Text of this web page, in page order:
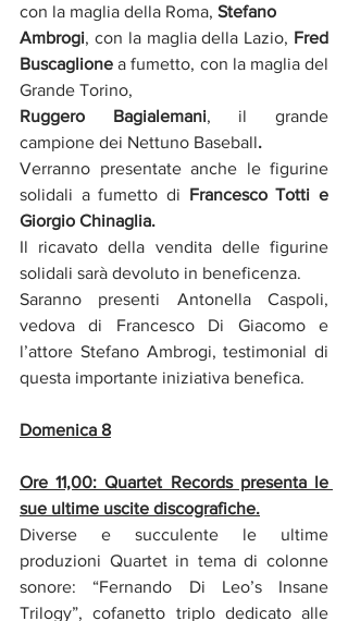
con la maglia della Roma, Stefano
Ambrogi, con la maglia della Lazio, Fred
Buscaglione a fumetto, con la maglia del
Grande Torino,
Ruggero Bagialemani, il grande
campione dei Nettuno Baseball.
Verranno presentate anche le figurine
solidali a fumetto di Francesco Totti e
Giorgio Chinaglia.
Il ricavato della vendita delle figurine
solidali sarà devoluto in beneficenza.
Saranno presenti Antonella Caspoli,
vedova di Francesco Di Giacomo e
l’attore Stefano Ambrogi, testimonial di
questa importante iniziativa benefica.
Domenica 8
Ore 11,00: Quartet Records presenta le
sue ultime uscite discografiche.
Diverse e succulente le ultime
produzioni Quartet in tema di colonne
sonore: “Fernando Di Leo’s Insane
Trilogy”, cofanetto triplo dedicato alle